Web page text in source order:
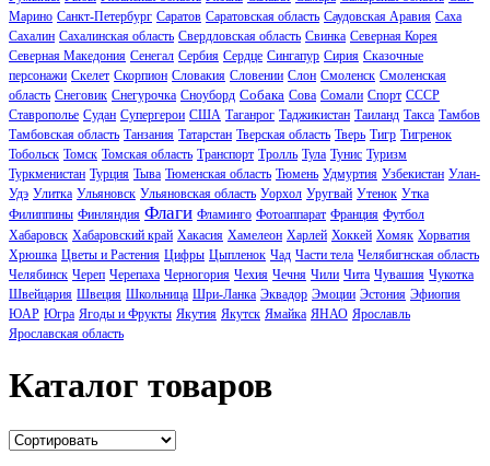
Марино Санкт-Петербург Саратов Саратовская область Саудовская Аравия Саха
Сахалин Сахалинская область Свердловская область Свинка Северная Корея
Северная Македония Сенегал Сербия Сердце Сингапур Сирия Сказочные
персонажи Скелет Скорпион Словакия Словении Слон Смоленск Смоленская
область Снеговик Снегурочка Сноуборд Собака Сова Сомали Спорт СССР
Ставрополье Судан Супергерои США Таганрог Таджикистан Таиланд Такса Тамбов
Тамбовская область Танзания Татарстан Тверская область Тверь Тигр Тигренок
Тобольск Томск Томская область Транспорт Тролль Тула Тунис Туризм
Туркменистан Турция Тыва Тюменская область Тюмень Удмуртия Узбекистан Улан-
Удэ Улитка Ульяновск Ульяновская область Уорхол Уругвай Утенок Утка
Филиппины Финляндия Флаги Фламинго Фотоаппарат Франция Футбол
Хабаровск Хабаровский край Хакасия Хамелеон Харлей Хоккей Хомяк Хорватия
Хрюшка Цветы и Растения Цифры Цыпленок Чад Части тела Челябигнская область
Челябинск Череп Черепаха Черногория Чехия Чечня Чили Чита Чувашия Чукотка
Швейцария Швеция Школьница Шри-Ланка Эквадор Эмоции Эстония Эфиопия
ЮАР Югра Ягоды и Фрукты Якутия Якутск Ямайка ЯНАО Ярославль
Ярославская область
Каталог товаров